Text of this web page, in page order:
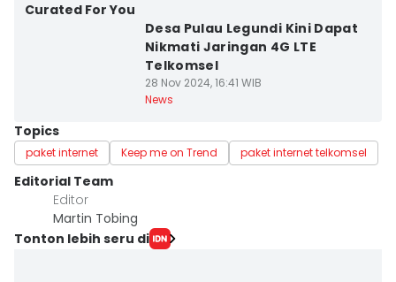
Curated For You
Desa Pulau Legundi Kini Dapat
Nikmati Jaringan 4G LTE
Telkomsel
28 Nov 2024, 16:41 WIB
News
Topics
paket internet Keep me on Trend paket internet telkomsel
Editorial Team
Editor
Martin Tobing
Tonton lebih seru di